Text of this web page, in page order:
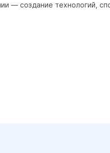
— создание технологий,